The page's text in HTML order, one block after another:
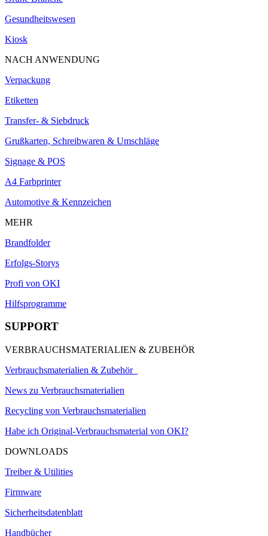
Gesundheitswesen
Kiosk
NACH ANWENDUNG
Verpackung
Etiketten
Transfer- & Siebdruck
Grußkarten, Schreibwaren & Umschläge
Signage & POS
A4 Farbprinter
Automotive & Kennzeichen
MEHR
Brandfolder
Erfolgs-Storys
Profi von OKI
Hilfsprogramme
SUPPORT
VERBRAUCHSMATERIALIEN & ZUBEHÖR
Verbrauchsmaterialien & Zubehör
News zu Verbrauchsmaterialien
Recycling von Verbrauchsmaterialien
Habe ich Original-Verbrauchsmaterial von OKI?
DOWNLOADS
Treiber & Utilities
Firmware
Sicherheitsdatenblatt
Handbücher